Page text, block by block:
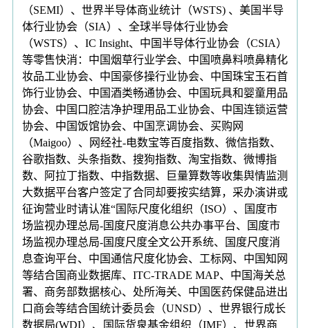
（SEMI）、世界半导体商业统计（WSTS) 、美国半导
体行业协会（SIA）、全球半导体行业协会
（WSTS）、IC Insight、中国半导体行业协会（CSIA）
等零售快消：中国烟草行业学会、中国喷鼻料喷鼻精化
妆品工业协会、中国豪侈操行业协会、中国珠宝玉石首
饰行业协会、中国酒类畅通协会、中国玩具和婴童用品
协会、中国口腔洁净护理用品工业协会、中国连锁运营
协会、中国饭馆协会、中国烹调协会、买购网
（Maigoo）、网经社-电数宝等百度指数、微信指数、
谷歌指数、头条指数、搜狗指数、淘宝指数、微博指
数、阿拉丁指数、中指数据、巨量算数等收集舆情监测
大数据平台客户签定了合同却要按实结算，采办演讲或
征询营业时请认准“国际尺度化组织（ISO）、国度市
场监视办理总局-国度尺度消息公共办事平台、国度市
场监视办理总局-国度尺度全文公开系统、国度尺度消
息查询平台、中国通信尺度化协会、工标网、中国知网
等结合国商业数据库、ITC-TRADE MAP、中国海关总
署、商务部数据核心、处所海关、中国医药保健品进出
口商会等结合国统计委员会（UNSD）、世界银行成长
数据局(WDI）、国际货泉基金组织（IMF）、世界商